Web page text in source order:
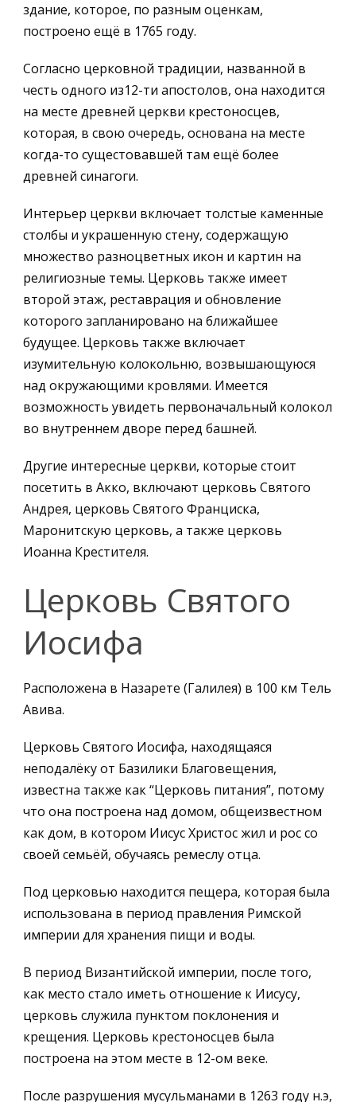
здание, которое, по разным оценкам,
построено ещё в 1765 году.
Согласно церковной традиции, названной в
честь одного из12-ти апостолов, она находится
на месте древней церкви крестоносцев,
которая, в свою очередь, основана на месте
когда-то сущестовавшей там ещё более
древней синагоги.
Интерьер церкви включает толстые каменные
столбы и украшенную стену, содержащую
множество разноцветных икон и картин на
религиозные темы. Церковь также имеет
второй этаж, реставрация и обновление
которого запланировано на ближайшее
будущее. Церковь также включает
изумительную колокольню, возвышающуюся
над окружающими кровлями. Имеется
возможность увидеть первоначальный колокол
во внутреннем дворе перед башней.
Другие интересные церкви, которые стоит
посетить в Акко, включают церковь Святого
Андрея, церковь Святого Франциска,
Маронитскую церковь, а также церковь
Иоанна Крестителя.
Церковь Святого
Иосифа
Расположена в Назарете (Галилея) в 100 км Тель
Авива.
Церковь Святого Иосифа, находящаяся
неподалёку от Базилики Благовещения,
известна также как “Церковь питания”, потому
что она построена над домом, общеизвестном
как дом, в котором Иисус Христос жил и рос со
своей семьёй, обучаясь ремеслу отца.
Под церковью находится пещера, которая была
использована в период правления Римской
империи для хранения пищи и воды.
В период Византийской империи, после того,
как место стало иметь отношение к Иисусу,
церковь служила пунктом поклонения и
крещения. Церковь крестоносцев была
построена на этом месте в 12-ом веке.
После разрушения мусульманами в 1263 году н.э,